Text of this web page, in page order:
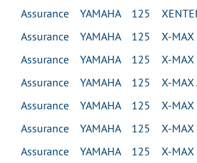
Assurance YAMAHA 125
Assurance YAMAHA 125 X-MAX
Assurance YAMAHA 125 X-MAX
Assurance YAMAHA 125 X-MAX
Assurance YAMAHA 125 X-MAX
Assurance YAMAHA 125 X-MAX
Assurance YAMAHA 125 X-MAX